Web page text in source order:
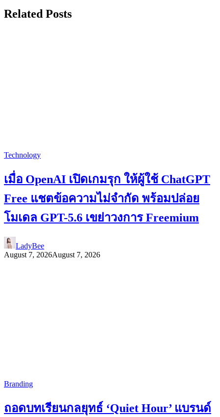
Related Posts
Technology
เมื่อ OpenAI เปิดเกมรุก ให้ผู้ใช้ ChatGPT
Free แชตข้อความไม่จำกัด พร้อมปล่อย
โมเดล GPT-5.6 เขย่าวงการ Freemium
LadyBee
August 7, 2026August 7, 2026
Branding
ถอดบทเรียนกลยุทธ์ ‘Quiet Hour’ แบรนด์